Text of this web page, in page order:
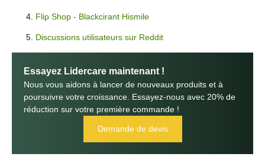
Flip Shop - Blackcirant Hismile
Discussions utilisateurs sur Reddit
Essayez Lidercare maintenant !
Nous vous aidons à lancer de nouveaux produits et à
poursuivre votre croissance. Essayez-nous avec 20% de
réduction sur votre première commande !
Demande de devis